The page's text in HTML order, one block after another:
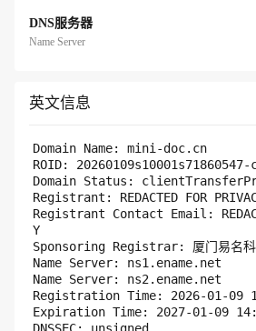
DNS服务器
Name Server
英文信息
Domain Name: mini-doc.cn
ROID: 20260109s10001s71860547-
Domain Status:
Registrant: REDACTED FOR
Registrant Contact Email:
Y
Sponsoring Registrar: 厦门易名科
Name Server: ns1.ename.net
Name Server: ns2.ename.net
Registration Time: 2026-01-09
Expiration Time: 2027-01-09